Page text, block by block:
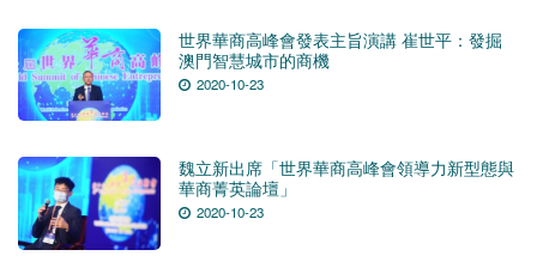
世界華商高峰會發表主旨演講 崔世平：發掘
澳門智慧城市的商機
2020-10-23
魏立新出席「世界華商高峰會領導力新型態與
華商菁英論壇」
2020-10-23